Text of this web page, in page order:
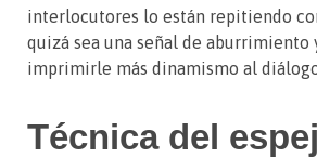
interlocutores lo están repitiendo
quizá sea una señal de aburrimiento
imprimirle más dinamismo al
Técnica del